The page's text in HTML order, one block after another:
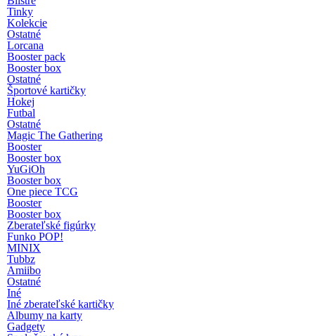
Tinky
Kolekcie
Ostatné
Lorcana
Booster pack
Booster box
Ostatné
Športové kartičky
Hokej
Futbal
Ostatné
Magic The Gathering
Booster
Booster box
YuGiOh
Booster box
One piece TCG
Booster
Booster box
Zberateľské figúrky
Funko POP!
MINIX
Tubbz
Amiibo
Ostatné
Iné
Iné zberateľské kartičky
Albumy na karty
Gadgety